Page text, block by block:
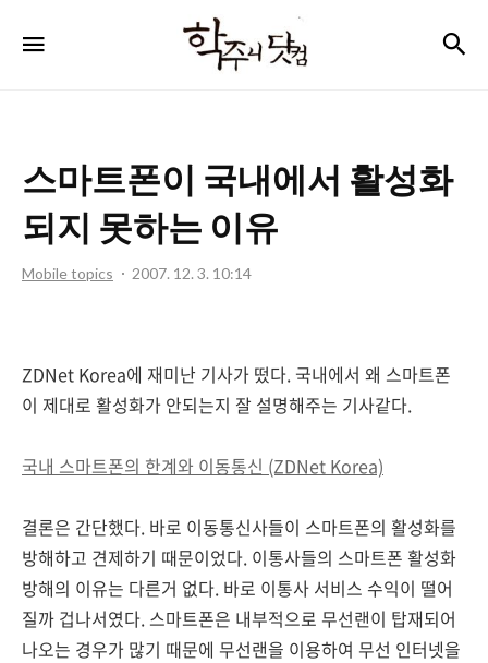
주
컴
스마트폰이 국내에서 활성화
되지 못하는 이유
Mobile topics 2007. 12. 3. 10:14
ZDNet Korea에 재미난 기사가 떴다. 국내에서 왜 스마트폰
이 제대로 활성화가 안되는지 잘 설명해주는 기사같다.
국내 스마트폰의 한계와 이동통신 (ZDNet Korea)
결론은 간단했다. 바로 이동통신사들이 스마트폰의 활성화를
방해하고 견제하기 때문이었다. 이통사들의 스마트폰 활성화
방해의 이유는 다른거 없다. 바로 이통사 서비스 수익이 떨어
질까 겁나서였다. 스마트폰은 내부적으로 무선랜이 탑재되어
나오는 경우가 많기 때문에 무선랜을 이용하여 무선 인터넷을